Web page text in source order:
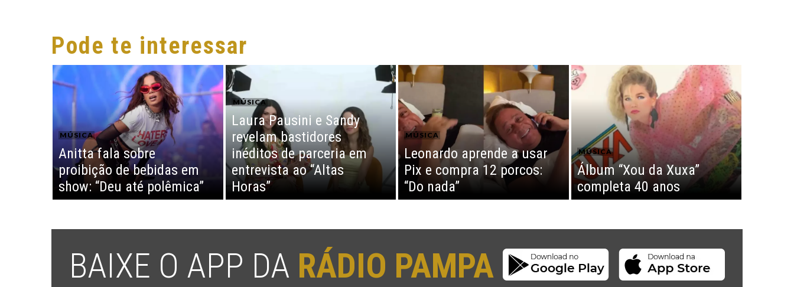
Pode te interessar
MÚSICA
Anitta fala sobre
proibição de bebidas em
show: “Deu até polêmica”
MÚSICA
Laura Pausini e Sandy
revelam bastidores
inéditos de parceria em
entrevista ao “Altas
Horas”
MÚSICA
Leonardo aprende a usar
Pix e compra 12 porcos:
“Do nada”
MÚSICA
Álbum “Xou da Xuxa”
completa 40 anos
BAIXE O APP DA RÁDIO PAMPA